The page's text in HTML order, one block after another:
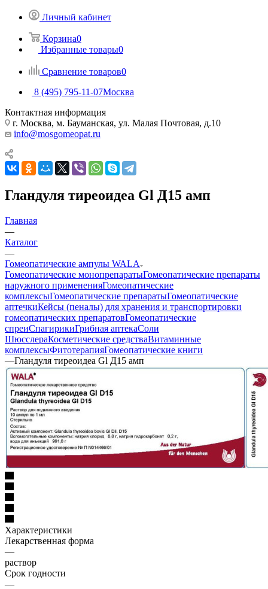
Личный кабинет
Корзина0
Избранные товары0
Сравнение товаров0
8 (495) 795-11-07Москва
Контактная информация
г. Москва, м. Бауманская, ул. Малая Почтовая, д.10
info@mosgomeopat.ru
Гландуля тиреоидеа Gl Д15 амп
Главная
—
Каталог
—
Гомеопатические ампулы WALA
Гомеопатические монопрепаратыГомеопатические препараты
наружного примененияГомеопатические
комплексыГомеопатические препаратыГомеопатические
аптечкиКейсы (пеналы) для хранения и транспортировки
гомеопатических препаратовГомеопатические
спреиСпагирикиГрибная аптекаСоли
ШюсслераКосметические средстваВитаминные
комплексыФитотерапияГомеопатические книги
—Гландуля тиреоидеа Gl Д15 амп
Характеристики
Лекарственная форма
—
раствор
Срок годности
—